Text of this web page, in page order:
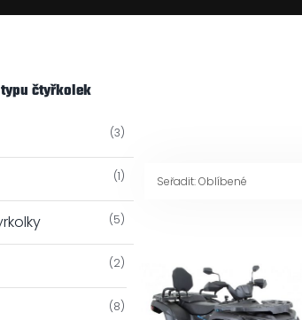
Seřadit:Oblíbené
čtyřkolek
(3)
(1)
(5)
(2)
(8)